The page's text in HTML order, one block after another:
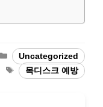
Categories
Uncategorized
Tags목디스크 예방